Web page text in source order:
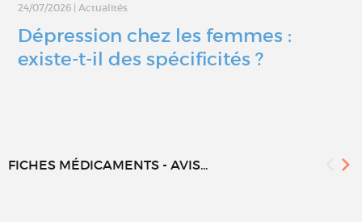
24/07/2026 | Actualités
Dépression chez les femmes :
existe-t-il des spécificités ?
FICHES MÉDICAMENTS - AVIS...